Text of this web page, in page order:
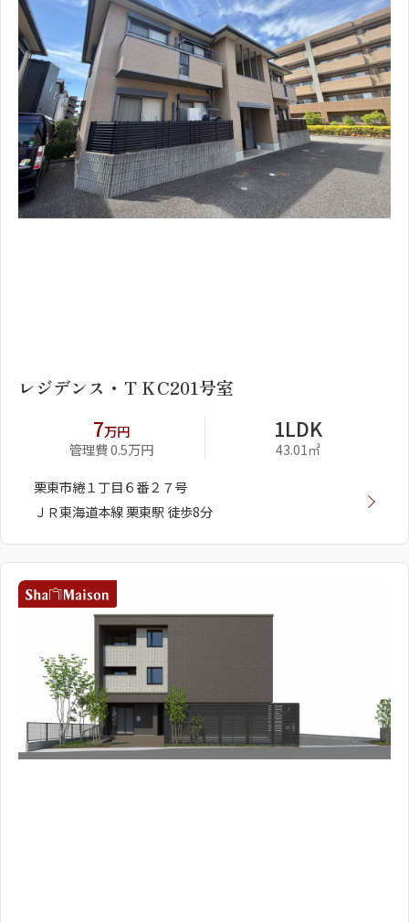
レジデンス・ＴＫC201号室
7万円
管理費 0.5万円
1LDK
43.01㎡
栗東市綣１丁目６番２７号
ＪＲ東海道本線 栗東駅 徒歩8分